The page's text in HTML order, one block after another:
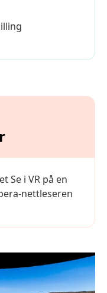
Se i VR på en
nettleseren